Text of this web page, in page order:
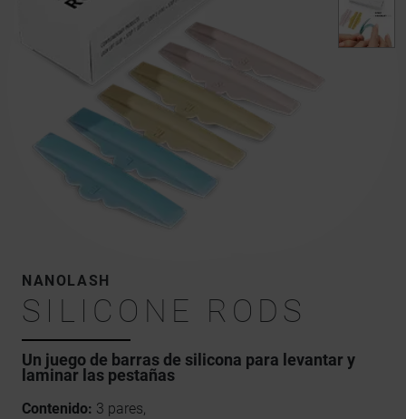
NANOLASH
SILICONE RODS
Un juego de barras de silicona para levantar y
laminar las pestañas
Contenido: 3 pares,